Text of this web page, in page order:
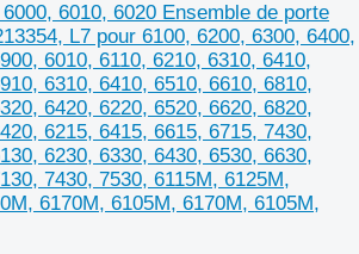
6010, 6020 Ensemble de porte
L7 pour 6100, 6200, 6300, 6400,
6010, 6110, 6210, 6310, 6410,
6310, 6410, 6510, 6610, 6810,
6420, 6220, 6520, 6620, 6820,
6215, 6415, 6615, 6715, 7430,
6230, 6330, 6430, 6530, 6630,
7430, 7530, 6115M, 6125M,
6170M, 6105M, 6170M, 6105M,